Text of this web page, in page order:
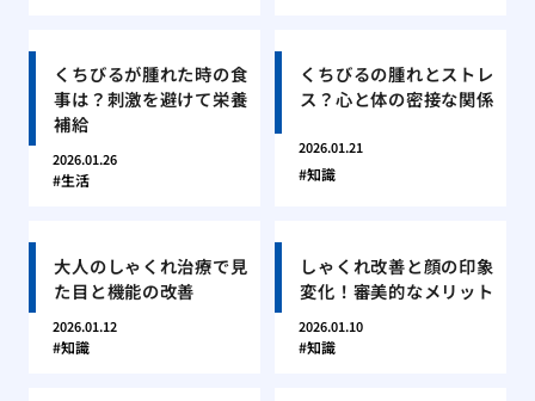
くちびるが腫れた時の食
事は？刺激を避けて栄養
補給
2026.01.26
生活
くちびるの腫れとストレ
ス？心と体の密接な関係
2026.01.21
知識
大人のしゃくれ治療で見
た目と機能の改善
2026.01.12
知識
しゃくれ改善と顔の印象
変化！審美的なメリット
2026.01.10
知識